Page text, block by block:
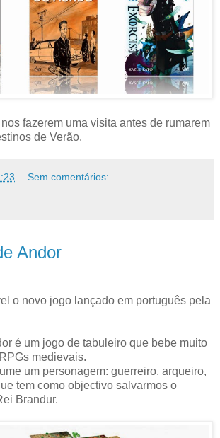
fazerem uma visita antes de rumarem
de Verão.
Sem comentários:
Andor
o novo jogo lançado em português pela
é um jogo de tabuleiro que bebe muito
medievais.
um personagem: guerreiro, arqueiro,
tem como objectivo salvarmos o
Brandur.